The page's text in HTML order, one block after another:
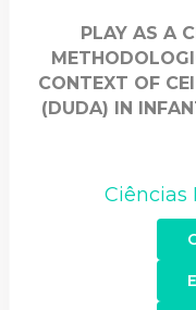
PLAY AS A
CONTEXT OF
(DUDA) IN
Ciências